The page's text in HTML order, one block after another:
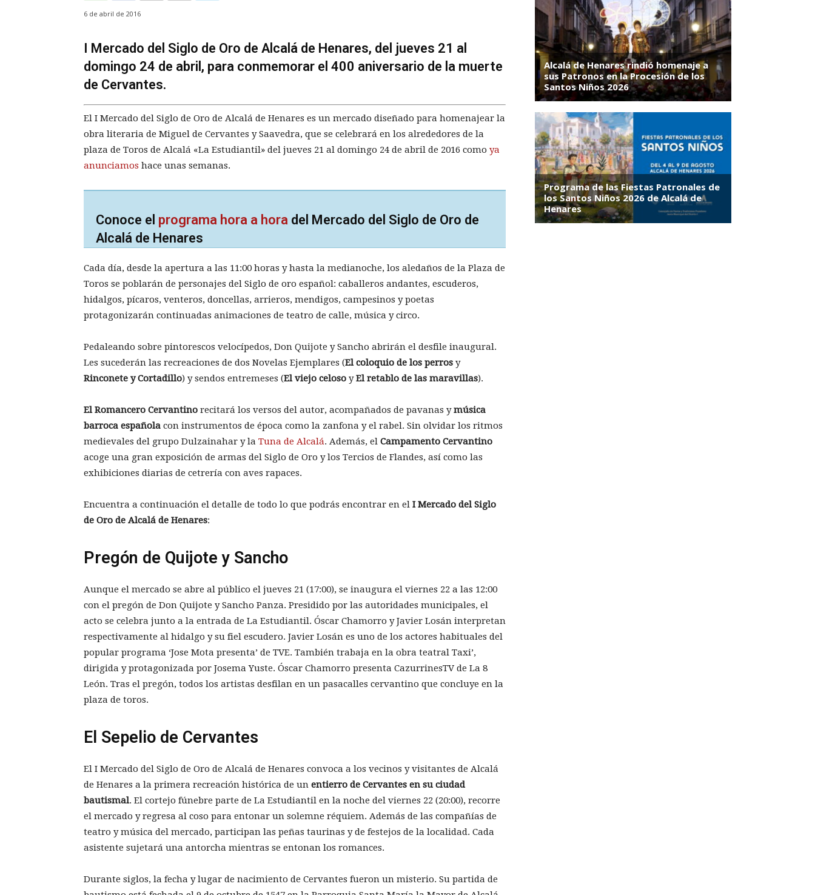
6 de abril de 2016
I Mercado del Siglo de Oro de Alcalá de Henares, del jueves 21 al
domingo 24 de abril, para conmemorar el 400 aniversario de la muerte
de Cervantes.
El I Mercado del Siglo de Oro de Alcalá de Henares es un mercado diseñado para homenajear la
obra literaria de Miguel de Cervantes y Saavedra, que se celebrará en los alrededores de la
plaza de Toros de Alcalá «La Estudiantil» del jueves 21 al domingo 24 de abril de 2016 como ya
anunciamos hace unas semanas.
Conoce el programa hora a hora del Mercado del Siglo de Oro de
Alcalá de Henares
Cada día, desde la apertura a las 11:00 horas y hasta la medianoche, los aledaños de la Plaza de
Toros se poblarán de personajes del Siglo de oro español: caballeros andantes, escuderos,
hidalgos, pícaros, venteros, doncellas, arrieros, mendigos, campesinos y poetas
protagonizarán continuadas animaciones de teatro de calle, música y circo.
Pedaleando sobre pintorescos velocípedos, Don Quijote y Sancho abrirán el desfile inaugural.
Les sucederán las recreaciones de dos Novelas Ejemplares (El coloquio de los perros y
Rinconete y Cortadillo) y sendos entremeses (El viejo celoso yEl retablo de las maravillas).
El Romancero Cervantino recitará los versos del autor, acompañados de pavanas ymúsica
barroca española con instrumentos de época como la zanfona y el rabel. Sin olvidar los ritmos
medievales del grupo Dulzainahar y la Tuna de Alcalá. Además, el Campamento Cervantino
acoge una gran exposición de armas del Siglo de Oro y los Tercios de Flandes, así como las
exhibiciones diarias de cetrería con aves rapaces.
Encuentra a continuación el detalle de todo lo que podrás encontrar en el I Mercado del Siglo
de Oro de Alcalá de Henares:
Pregón de Quijote y Sancho
Aunque el mercado se abre al público el jueves 21 (17:00), se inaugura el viernes 22 a las 12:00
con el pregón de Don Quijote y Sancho Panza. Presidido por las autoridades municipales, el
acto se celebra junto a la entrada de La Estudiantil. Óscar Chamorro y Javier Losán interpretan
respectivamente al hidalgo y su fiel escudero. Javier Losán es uno de los actores habituales del
popular programa ‘Jose Mota presenta’ de TVE. También trabaja en la obra teatral Taxi’,
dirigida y protagonizada por Josema Yuste. Óscar Chamorro presenta CazurrinesTV de La 8
León. Tras el pregón, todos los artistas desfilan en un pasacalles cervantino que concluye en la
plaza de toros.
El Sepelio de Cervantes
El I Mercado del Siglo de Oro de Alcalá de Henares convoca a los vecinos y visitantes de Alcalá
de Henares a la primera recreación histórica de un entierro de Cervantes en su ciudad
bautismal. El cortejo fúnebre parte de La Estudiantil en la noche del viernes 22 (20:00), recorre
el mercado y regresa al coso para entonar un solemne réquiem. Además de las compañías de
teatro y música del mercado, participan las peñas taurinas y de festejos de la localidad. Cada
asistente sujetará una antorcha mientras se entonan los romances.
Durante siglos, la fecha y lugar de nacimiento de Cervantes fueron un misterio. Su partida de